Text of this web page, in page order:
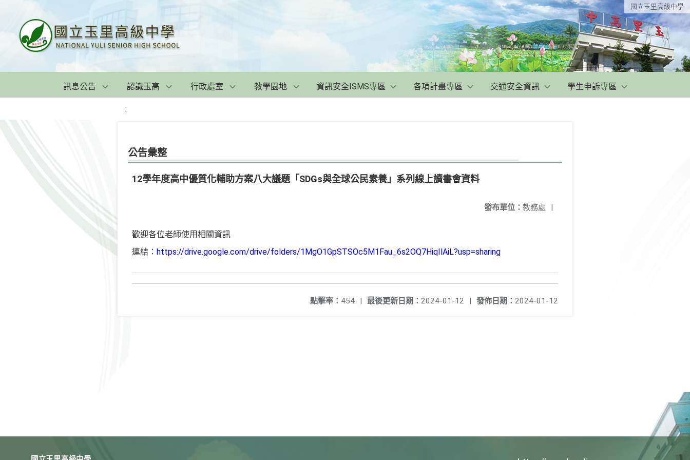
國立玉里高級中學
訊息公告 認識玉高 行政處室 教學園地 資訊安全ISMS專區 各項計畫專區 交通安全資訊 學生申訴專區
:::
公告彙整
12學年度高中優質化輔助方案八大議題「SDGs與全球公民素養」系列線上讀書會資料
發布單位： 教務處 |
歡迎各位老師使用相關資訊
連結： https://drive.google.com/drive/folders/1MgO1GpSTSOc5M1Fau_6s2OQ7HiqIlAiL?usp=sharing
發佈日期： 2024-01-12
最後更新日期： 2024-01-12 |
點擊率： 454 |